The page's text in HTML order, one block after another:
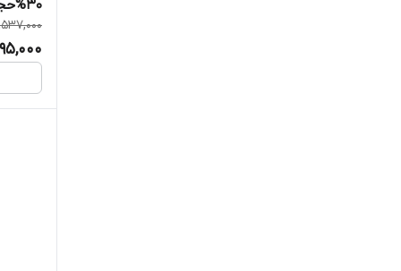
30%حجم۳0میل اوردینری وستادارو